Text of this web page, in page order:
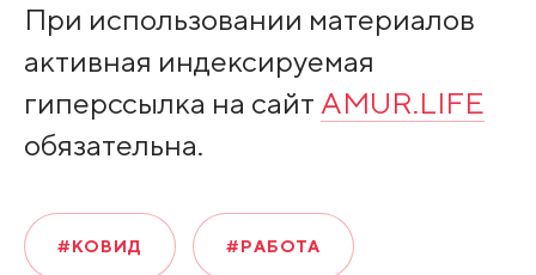
При использовании материалов
активная индексируемая
гиперссылка на сайт AMUR.LIFE
обязательна.
#КОВИД #РАБОТА